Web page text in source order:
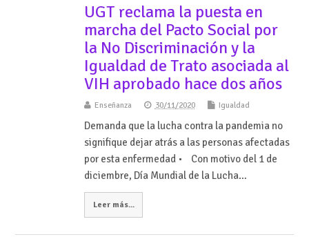
UGT reclama la puesta en
marcha del Pacto Social por
la No Discriminación y la
Igualdad de Trato asociada al
VIH aprobado hace dos años
Enseñanza 30/11/2020 Igualdad
Demanda que la lucha contra la pandemia no
signifique dejar atrás a las personas afectadas
por esta enfermedad • Con motivo del 1 de
diciembre, Día Mundial de la Lucha…
Leer más...